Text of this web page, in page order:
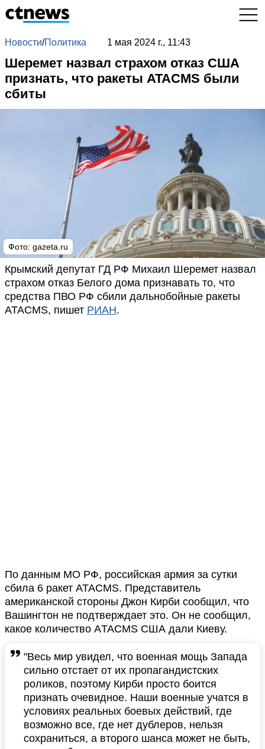
Новости/Политика 1 мая 2024 г., 11:43
Шеремет назвал страхом отказ США
признать, что ракеты ATACMS были
сбиты
Фото: gazeta.ru
Крымский депутат ГД РФ Михаил Шеремет назвал
страхом отказ Белого дома признавать то, что
средства ПВО РФ сбили дальнобойные ракеты
ATACMS, пишет РИАН.
По данным МО РФ, российская армия за сутки
сбила 6 ракет ATACMS. Представитель
американской стороны Джон Кирби сообщил, что
Вашингтон не подтверждает это. Он не сообщил,
какое количество АTACMS США дали Киеву.
"Весь мир увидел, что военная мощь Запада
сильно отстает от их пропагандистских
роликов, поэтому Кирби просто боится
признать очевидное. Наши военные учатся в
условиях реальных боевых действий, где
возможно все, где нет дублеров, нельзя
сохраниться, а второго шанса может не быть,